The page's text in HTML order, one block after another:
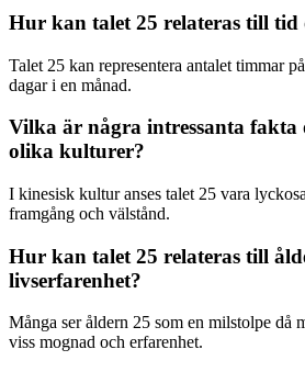
Hur kan talet 25 relateras till tid
Talet 25 kan representera antalet timmar
dagar i en månad.
Vilka är några intressanta fakta
olika kulturer?
I kinesisk kultur anses talet 25 vara
framgång och välstånd.
Hur kan talet 25 relateras till
livserfarenhet?
Många ser åldern 25 som en milstolpe då
viss mognad och erfarenhet.